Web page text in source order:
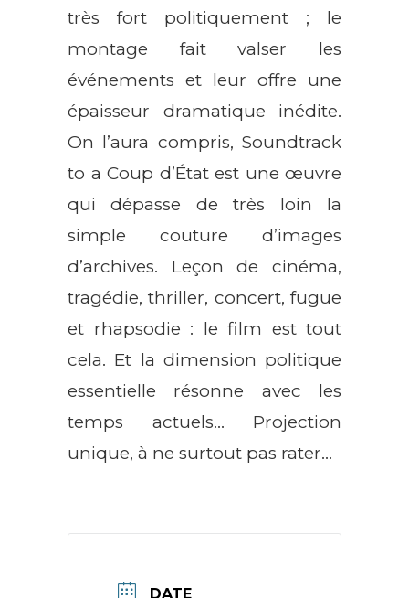
très fort politiquement ; le
montage fait valser les
événements et leur offre une
épaisseur dramatique inédite.
On l’aura compris, Soundtrack
to a Coup d’État est une œuvre
qui dépasse de très loin la
simple couture d’images
d’archives. Leçon de cinéma,
tragédie, thriller, concert, fugue
et rhapsodie : le film est tout
cela. Et la dimension politique
essentielle résonne avec les
temps actuels… Projection
unique, à ne surtout pas rater…
DATE